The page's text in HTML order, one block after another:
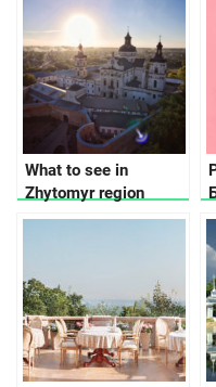
поехать, что
посмотреть
What to see in
Zhytomyr region